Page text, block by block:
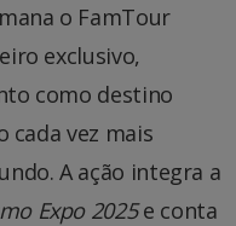
o FamTour
exclusivo,
como destino
vez mais
A ação integra a
Expo 2025e conta